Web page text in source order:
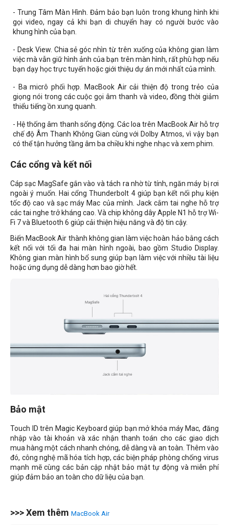
- Trung Tâm Màn Hình. Đảm bảo bạn luôn trong khung hình khi
gọi video, ngay cả khi bạn di chuyển hay có người bước vào
khung hình của bạn.
- Desk View. Chia sẻ góc nhìn từ trên xuống của không gian làm
việc mà vẫn giữ hình ảnh của bạn trên màn hình, rất phù hợp nếu
bạn dạy học trực tuyến hoặc giới thiệu dự án mới nhất của mình.
- Ba micrô phối hợp. MacBook Air cải thiện độ trong trẻo của
giọng nói trong các cuộc gọi âm thanh và video, đồng thời giảm
thiểu tiếng ồn xung quanh.
- Hệ thống âm thanh sống động. Các loa trên MacBook Air hỗ trợ
chế độ Âm Thanh Không Gian cùng với Dolby Atmos, vì vậy bạn
có thể tận hưởng tầng âm ba chiều khi nghe nhạc và xem phim.
Các cổng và kết nối
Cáp sạc MagSafe gắn vào và tách ra nhờ từ tính, ngăn máy bị rơi
ngoài ý muốn. Hai cổng Thunderbolt 4 giúp bạn kết nối phụ kiện
tốc độ cao và sạc máy Mac của mình. Jack cắm tai nghe hỗ trợ
các tai nghe trở kháng cao. Và chip không dây Apple N1 hỗ trợ Wi-
Fi 7 và Bluetooth 6 giúp cải thiện hiệu năng và độ tin cậy.
Biến MacBook Air thành không gian làm việc hoàn hảo bằng cách
kết nối với tối đa hai màn hình ngoài, bao gồm Studio Display.
Không gian màn hình bổ sung giúp bạn làm việc với nhiều tài liệu
hoặc ứng dụng dễ dàng hơn bao giờ hết.
Bảo mật
Touch ID trên Magic Keyboard giúp bạn mở khóa máy Mac, đăng
nhập vào tài khoản và xác nhận thanh toán cho các giao dịch
mua hàng một cách nhanh chóng, dễ dàng và an toàn. Thêm vào
đó, công nghệ mã hóa tích hợp, các biện pháp phòng chống virus
mạnh mẽ cùng các bản cập nhật bảo mật tự động và miễn phí
giúp đảm bảo an toàn cho dữ liệu của bạn.
>>> Xem thêm MacBook Air